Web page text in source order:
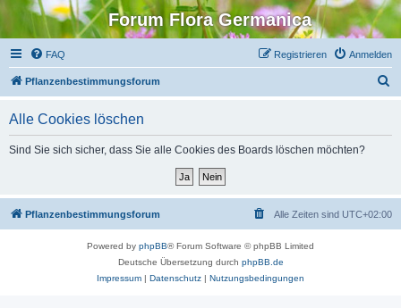
Forum Flora Germanica
FAQ Anmelden
Registrieren
Pflanzenbestimmungsforum
Alle Cookies löschen
Sind Sie sich sicher, dass Sie alle Cookies des Boards löschen möchten?
Pflanzenbestimmungsforum Alle Zeiten sind UTC+02:00
Powered by phpBB® Forum Software © phpBB Limited
Deutsche Übersetzung durch phpBB.de
Impressum | Datenschutz | Nutzungsbedingungen